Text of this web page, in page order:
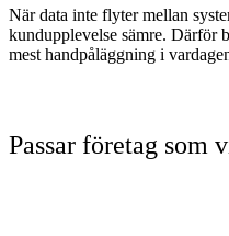
När data inte flyter mellan
kundupplevelse sämre. Därför
mest handpåläggning i
Passar företag som